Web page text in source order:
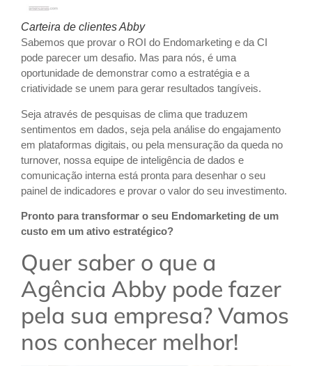
Carteira de clientes Abby
Sabemos que provar o ROI do Endomarketing e da CI
pode parecer um desafio. Mas para nós, é uma
oportunidade de demonstrar como a estratégia e a
criatividade se unem para gerar resultados tangíveis.
Seja através de pesquisas de clima que traduzem
sentimentos em dados, seja pela análise do engajamento
em plataformas digitais, ou pela mensuração da queda no
turnover, nossa equipe de inteligência de dados e
comunicação interna está pronta para desenhar o seu
painel de indicadores e provar o valor do seu investimento.
Pronto para transformar o seu Endomarketing de um
custo em um ativo estratégico?
Quer saber o que a
Agência Abby pode fazer
pela sua empresa? Vamos
nos conhecer melhor!